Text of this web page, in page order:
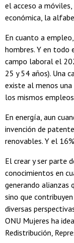
el acceso a
económica, la
En cuanto a
hombres. Y en todo
campo laboral el
25 y 54 años). Una
existe al menos
los mismos
En energía, aun
invención de
renovables. Y el
El crear y ser parte
conocimientos en
generando alianzas
sino que
diversas
ONU Mujeres ha
Redistribución,